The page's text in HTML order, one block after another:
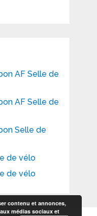
AF Selle de
AF Selle de
Selle de
de vélo
de vélo
contenu et annonces,
médias sociaux et